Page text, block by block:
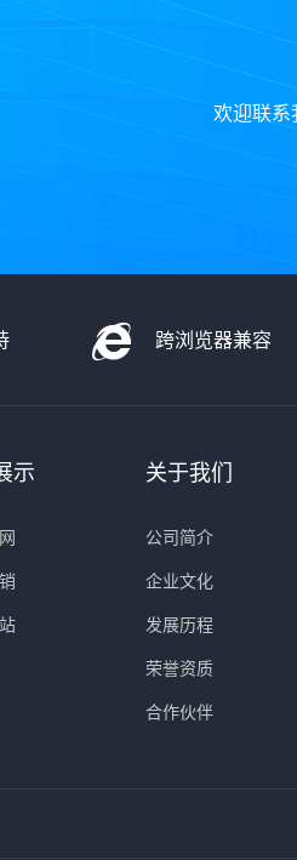
欢迎联系
跨浏览器兼容
示 关于我们
公司简介
企业文化
发展历程
荣誉资质
合作伙伴